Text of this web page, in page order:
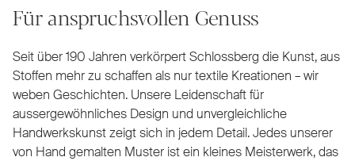
Für anspruchsvollen Genuss
Seit über 190 Jahren verkörpert Schlossberg die Kunst, aus
Stoffen mehr zu schaffen als nur textile Kreationen – wir
weben Geschichten. Unsere Leidenschaft für
aussergewöhnliches Design und unvergleichliche
Handwerkskunst zeigt sich in jedem Detail. Jedes unserer
von Hand gemalten Muster ist ein kleines Meisterwerk, das